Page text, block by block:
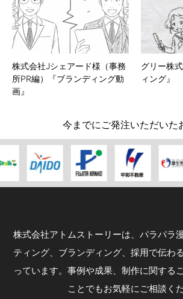
株式会社Jシェアード様（事務
所PR編）『ブランディング動
画』
グリー株
ィング』
今までにご発注いただいた
株式会社アトムストーリーは、パラパラ
ティング、ブランディング、採用で伝わ
っています。事例や成果、制作に関する
ことでもお気軽にご相談く